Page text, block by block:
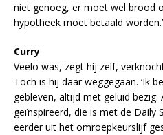
niet genoeg, er moet wel brood
hypotheek moet betaald worden.’
Curry
Veelo was, zegt hij zelf,
Toch is hij daar weggegaan. ‘Ik
gebleven, altijd met geluid
geïnspireerd, die is met de Daily
eerder uit het omroepkeurslijf